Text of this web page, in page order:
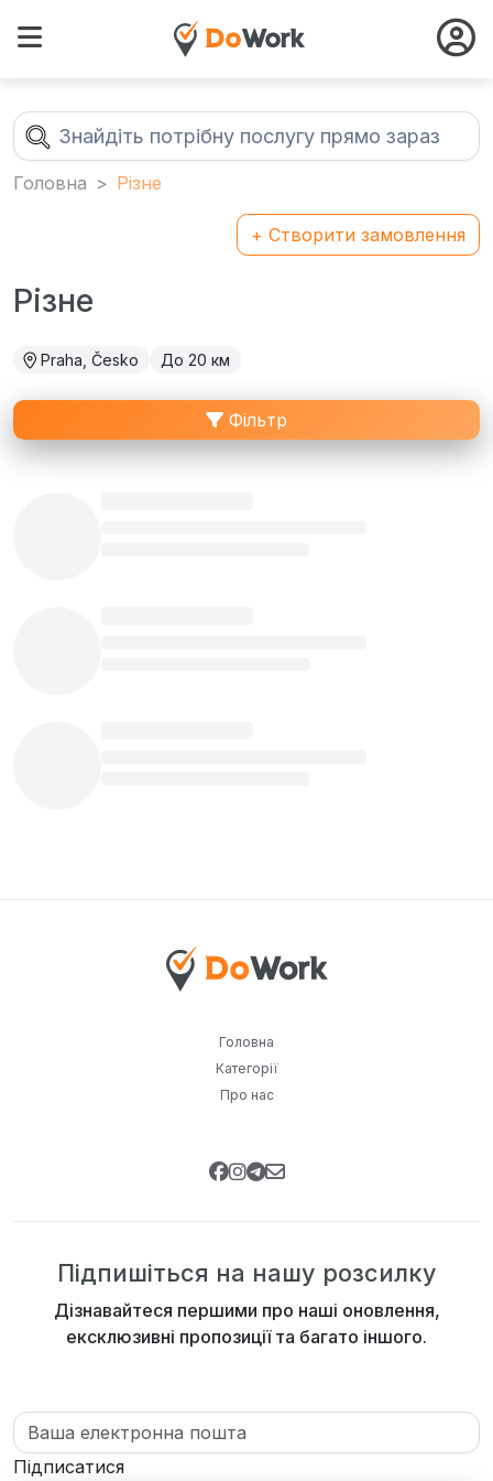
Головна Різне
+ Створити замовлення
Різне
Praha, Česko До 20 км
Фільтр
Головна
Категорії
Про нас
Підпишіться на нашу розсилку
Дізнавайтеся першими про наші оновлення,
ексклюзивні пропозиції та багато іншого.
Підписатися